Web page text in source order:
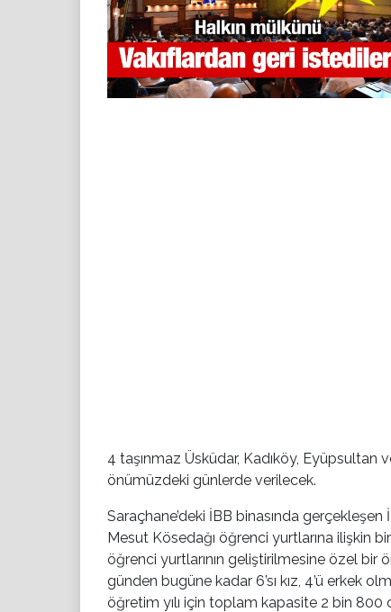
4 taşınmaz Üsküdar, Kadıköy, Eyüpsultan v
önümüzdeki günlerde verilecek.
Saraçhane’deki İBB binasında gerçekleşen
Mesut Kösedağı öğrenci yurtlarına ilişkin
öğrenci yurtlarının geliştirilmesine özel
günden bugüne kadar 6’sı kız, 4’ü erkek
öğretim yılı için toplam kapasite 2 bin 800